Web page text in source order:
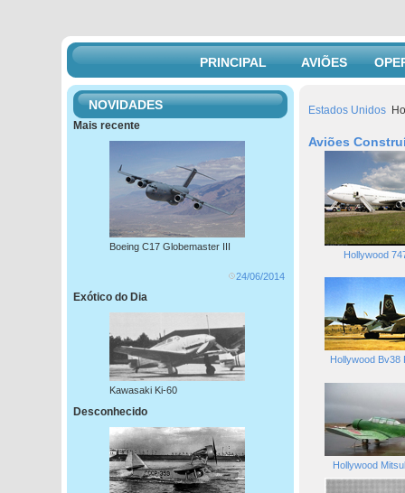
PRINCIPAL AVIÕES
Estados Unidos
Aviões
Hollywood
Hollywood Bv38
Hollywood
NOVIDADES
Mais recente
Boeing C17 Globemaster III
24/06/2014
Exótico do Dia
Kawasaki Ki-60
Desconhecido